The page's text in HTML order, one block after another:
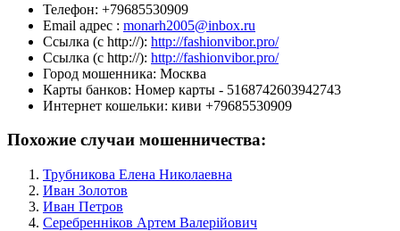
Телефон: +79685530909
Email адрес : monarh2005@inbox.ru
Ссылка (с http://): http://fashionvibor.pro/
Ссылка (с http://): http://fashionvibor.pro/
Город мошенника: Москва
Карты банков: Номер карты - 5168742603942743
Интернет кошельки: киви +79685530909
Похожие случаи мошенничества:
Трубникова Елена Николаевна
Иван Золотов
Иван Петров
Серебренніков Артем Валерійович